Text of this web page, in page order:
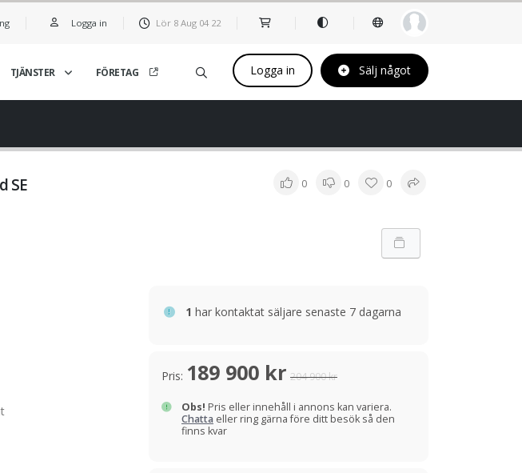
Logga in Lör 8 Aug 04 22
TJÄNSTER FÖRETAG Logga in Sälj något
SE
0 0 0
1 har kontaktat säljare senaste 7 dagarna
Pris: 189 900 kr 204 900 kr
Obs! Pris eller innehåll i annons kan variera.
Chatta eller ring gärna före ditt besök så den
finns kvar